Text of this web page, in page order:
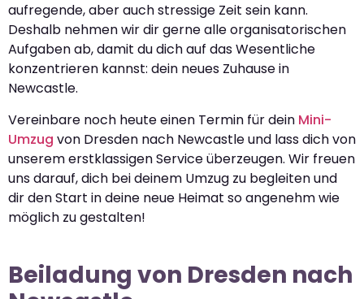
aufregende, aber auch stressige Zeit sein kann.
Deshalb nehmen wir dir gerne alle organisatorischen
Aufgaben ab, damit du dich auf das Wesentliche
konzentrieren kannst: dein neues Zuhause in
Newcastle.
Vereinbare noch heute einen Termin für dein Mini-
Umzug von Dresden nach Newcastle und lass dich von
unserem erstklassigen Service überzeugen. Wir freuen
uns darauf, dich bei deinem Umzug zu begleiten und
dir den Start in deine neue Heimat so angenehm wie
möglich zu gestalten!
Beiladung von Dresden nach